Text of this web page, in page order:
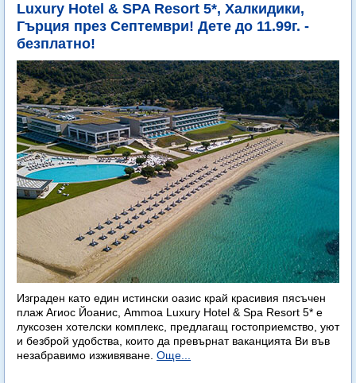
Luxury Hotel & SPA Resort 5*, Халкидики,
Гърция през Септември! Дете до 11.99г. -
безплатно!
Изграден като един истински оазис край красивия пясъчен
плаж Агиос Йоанис, Ammoa Luxury Hotel & Spa Resort 5* е
луксозен хотелски комплекс, предлагащ гостоприемство, уют
и безброй удобства, които да превърнат ваканцията Ви във
незабравимо изживяване. Още...